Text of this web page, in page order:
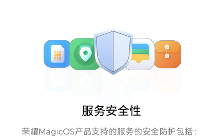
服务安全性
荣耀MagicOS产品支持的服务的安全防护包括：